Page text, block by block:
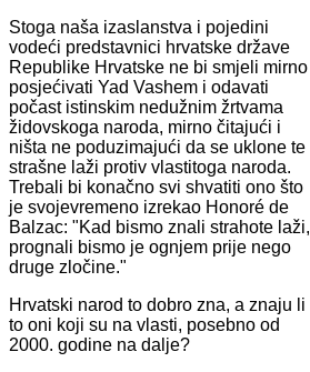
Stoga naša izaslanstva i pojedini
vodeći predstavnici hrvatske države
Republike Hrvatske ne bi smjeli mirno
posjećivati Yad Vashem i odavati
počast istinskim nedužnim žrtvama
židovskoga naroda, mirno čitajući i
ništa ne poduzimajući da se uklone te
strašne laži protiv vlastitoga naroda.
Trebali bi konačno svi shvatiti ono što
je svojevremeno izrekao Honoré de
Balzac: "Kad bismo znali strahote laži,
prognali bismo je ognjem prije nego
druge zločine."
Hrvatski narod to dobro zna, a znaju li
to oni koji su na vlasti, posebno od
2000. godine na dalje?